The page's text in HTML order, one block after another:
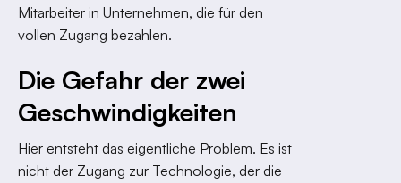
Mitarbeiter in Unternehmen, die für den
vollen Zugang bezahlen.
Die Gefahr der zwei
Geschwindigkeiten
Hier entsteht das eigentliche Problem. Es ist
nicht der Zugang zur Technologie, der die